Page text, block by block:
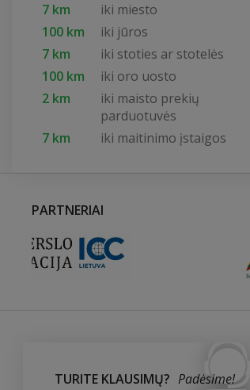
7 km
iki miesto
100 km
iki jūros
7 km
iki stoties ar stotelės
100 km
iki oro uosto
2 km
iki maisto prekių
parduotuvės
7 km
iki maitinimo įstaigos
PARTNERIAI
TURITE KLAUSIMŲ? Padėsime!